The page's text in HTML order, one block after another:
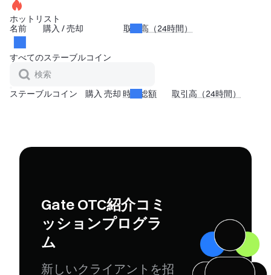
ホットリスト
名前
購入 /売却 取引高（24時間）
すべてのステーブルコイン
ステーブルコイン 購入 売却 時価総額 取引高（24時間）
Gate OTC紹介コミ
ッションプログラ
ム
新しいクライアントを招